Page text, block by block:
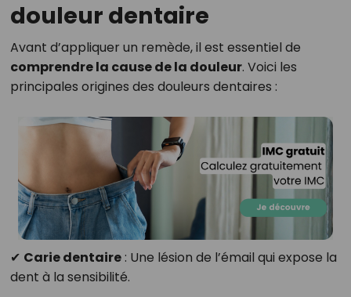
douleur dentaire
Avant d’appliquer un remède, il est essentiel de
comprendre la cause de la douleur. Voici les
principales origines des douleurs dentaires :
✔ Carie dentaire: Une lésion de l’émail qui expose la
dent à la sensibilité.